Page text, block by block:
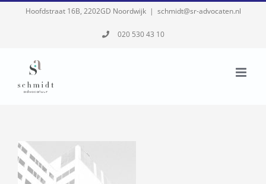
Hoofdstraat 16B, 2202GD Noordwijk | schmidt@sr-advocaten.nl
020 530 43 10